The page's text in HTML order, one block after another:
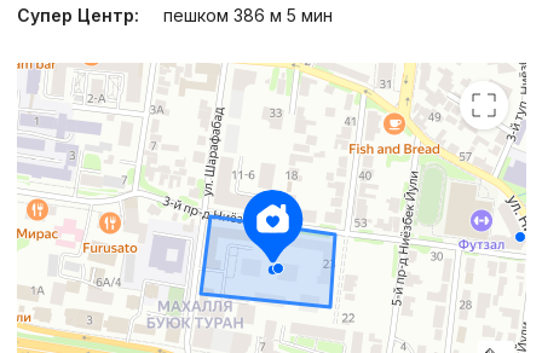
Супер Центр:
пешком 386 м 5 мин